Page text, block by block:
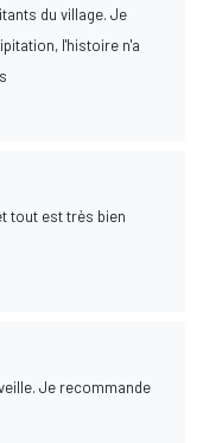
du village. Je
l'histoire n'a
tout est très bien
Je recommande